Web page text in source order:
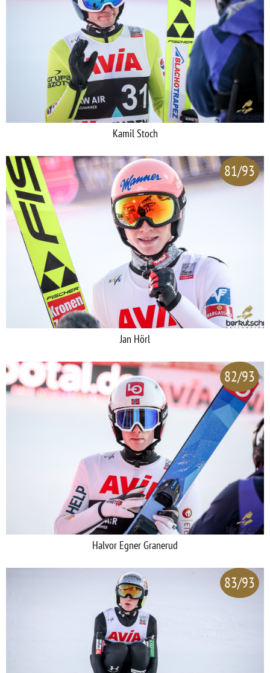
Kamil Stoch
81/93
Jan Hörl
82/93
Halvor Egner Granerud
83/93